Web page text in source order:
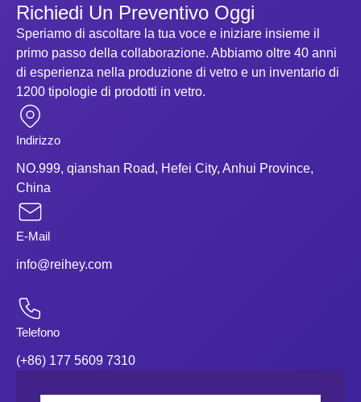
Richiedi Un Preventivo Oggi
Speriamo di ascoltare la tua voce e iniziare insieme il
primo passo della collaborazione. Abbiamo oltre 40 anni
di esperienza nella produzione di vetro e un inventario di
1200 tipologie di prodotti in vetro.
Indirizzo
NO.999, qianshan Road, Hefei City, Anhui Province,
China
E-Mail
info@reihey.com
Telefono
(+86) 177 5609 7310